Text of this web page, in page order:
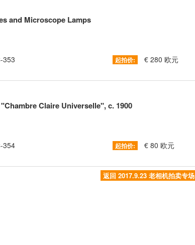
and Microscope Lamps
353 起拍价: € 280 欧元
Claire Universelle", c. 1900
354 起拍价: € 80 欧元
返回 2017.9.23 老相机拍卖专场